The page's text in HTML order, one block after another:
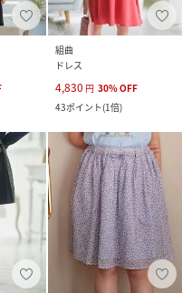
組曲
ドレス
4,830 円 30%OFF
43ポイント(1倍)